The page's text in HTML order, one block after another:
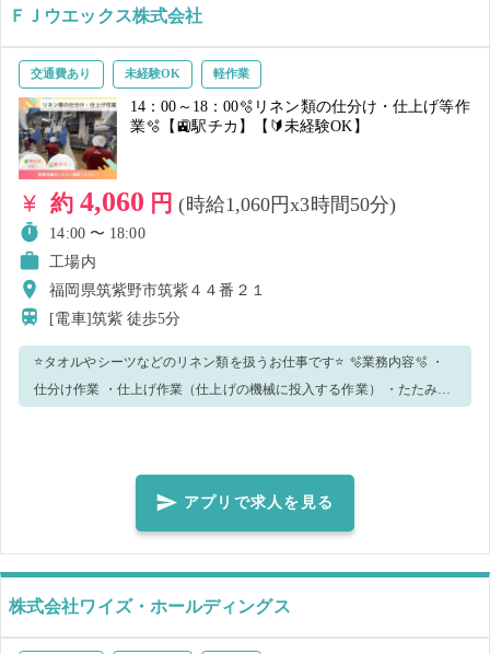
くる荷物を自分の担当してる数字を別のレーンに仕分ける作業をお願
いします！ ＝荷降ろし補助作業とは？？＝ ドライバーがトラックから
降ろした荷物を現場のベルトコンベアに流していく作業になります。
お客様の荷物を取り扱います！ 丁寧な作業のできる方大歓迎です✨ ま
た、中腰での作業が続くため、適宜ストレッチなどで膝・腰回りをい
たわってくださいね👀 男女活躍中✨ そばにいる社員がお手伝いします
ので、わからないことがあっても安心して質問してください！ 💪🥰お
すすめポイント ✅未経験の方も安心のお仕事！ ✅副業でご就業された
い方も歓迎の短時間😊 ✅体を動かすことが好きな方にもってこいの作
業内容 長期的に就業できる方も大歓迎です！！🔥👌 気になった方はぜ
ひご応募ください！
ＦＪウエックス株式会社
交通費あり 未経験OK 軽作業
14：00～18：00🫧リネン類の仕分け・仕上げ等作
業🫧【🚉駅チカ】【🔰未経験OK】
約 4,060 円(時給1,060円x3時間50分)
14:00 〜 18:00
工場内
福岡県筑紫野市筑紫４４番２１
[電車]筑紫徒歩5分
⭐タオルやシーツなどのリネン類を扱うお仕事です⭐ 🫧業務内容🫧 ・
仕分け作業 ・仕上げ作業（仕上げの機械に投入する作業） ・たたみ作
皆さんのご応募お待ちしております🌟
アプリで求人を見る
株式会社ワイズ・ホールディングス